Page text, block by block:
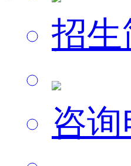
招生
咨